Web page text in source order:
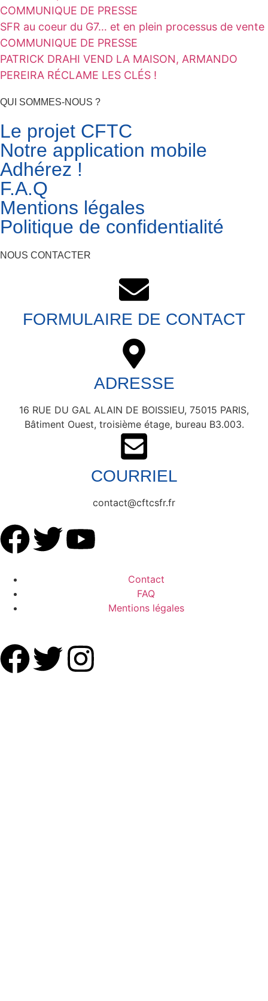
COMMUNIQUE DE PRESSE
SFR au coeur du G7… et en plein processus de vente
COMMUNIQUE DE PRESSE
PATRICK DRAHI VEND LA MAISON, ARMANDO
PEREIRA RÉCLAME LES CLÉS !
QUI SOMMES-NOUS ?
Le projet CFTC
Notre application mobile
Adhérez !
F.A.Q
Mentions légales
Politique de confidentialité
NOUS CONTACTER
FORMULAIRE DE CONTACT
ADRESSE
16 RUE DU GAL ALAIN DE BOISSIEU, 75015 PARIS,
Bâtiment Ouest, troisième étage, bureau B3.003.
COURRIEL
contact@cftcsfr.fr
Contact
FAQ
Mentions légales